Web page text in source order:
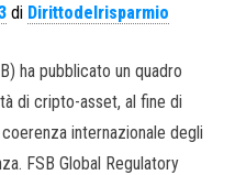
di Dirittodelrisparmio
ha pubblicato un quadro
di cripto-asset, al fine di
internazionale degli
FSB Global Regulatory